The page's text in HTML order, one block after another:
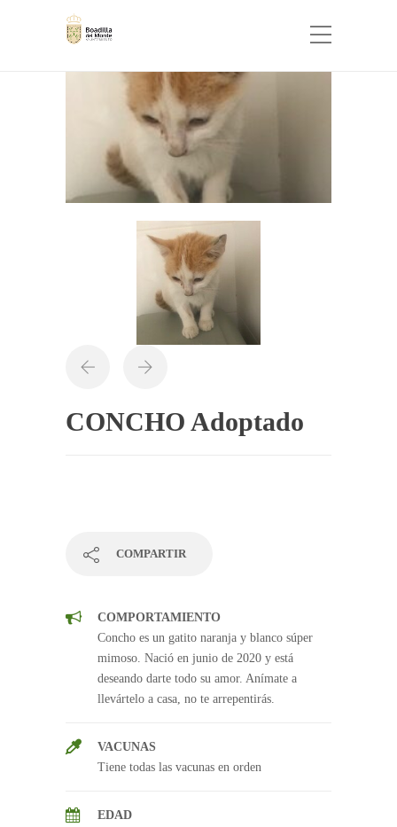
CONCHO Adoptado
COMPARTIR
COMPORTAMIENTO
Concho es un gatito naranja y blanco súper
mimoso. Nació en junio de 2020 y está
deseando darte todo su amor. Anímate a
llevártelo a casa, no te arrepentirás.
VACUNAS
Tiene todas las vacunas en orden
EDAD